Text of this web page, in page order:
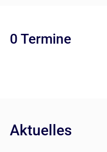
0 Termine
Aktuelles